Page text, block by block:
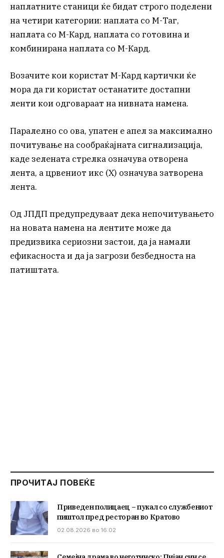
наплатните станици ќе бидат строго поделени
на четири категории: наплата со М-Таг,
наплата со М-Кард, наплата со готовина и
комбинирана наплата со М-Кард.
Возачите кои користат М-Кард картички ќе
мора да ги користат останатите достапни
ленти кои одговараат на нивната намена.
Паралелно со ова, упатен е апел за максимално
почитување на сообраќајната сигнализација,
каде зелената стрелка означува отворена
лента, а црвениот икс (X) означува затворена
лента.
Од ЈПДП предупредуваат дека непочитувањето
на новата намена на лентите може да
предизвика сериозни застои, да ја намали
ефикасноста и да ја загрози безбедноста на
патиштата.
ПРОЧИТАЈ ПОВЕЌЕ
Приведен полицаец – пукал со службениот
пиштол пред ресторан во Кратово
02.08.2026 во 16:02